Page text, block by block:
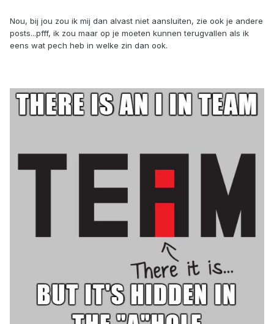
Nou, bij jou zou ik mij dan alvast niet aansluiten, zie ook je andere
posts...pfff, ik zou maar op je moeten kunnen terugvallen als ik
eens wat pech heb in welke zin dan ook.